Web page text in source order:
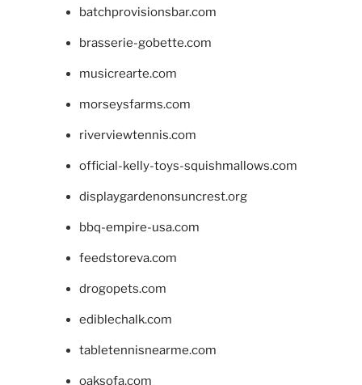
batchprovisionsbar.com
brasserie-gobette.com
musicrearte.com
morseysfarms.com
riverviewtennis.com
official-kelly-toys-squishmallows.com
displaygardenonsuncrest.org
bbq-empire-usa.com
feedstoreva.com
drogopets.com
ediblechalk.com
tabletennisnearme.com
oaksofa.com